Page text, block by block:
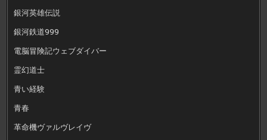
銀河英雄伝説
銀河鉄道999
電脳冒険記ウェブダイバー
霊幻道士
青い経験
青春
革命機ヴァルヴレイヴ